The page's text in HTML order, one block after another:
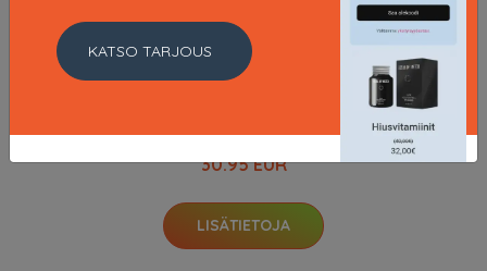
Natural Beauty, 50 ml Annemarie Börlind Ihonpuhdistus
30.95 EUR
LISÄTIETOJA
KATSO TARJOUS